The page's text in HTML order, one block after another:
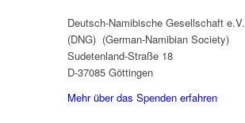
Deutsch-Namibische Gesellschaft e.V.
(DNG) (German-Namibian Society)
Sudetenland-Straße 18
D-37085 Göttingen
Mehr über das Spenden erfahren